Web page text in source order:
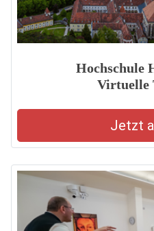
Hochschule
Virtuelle
Jetzt